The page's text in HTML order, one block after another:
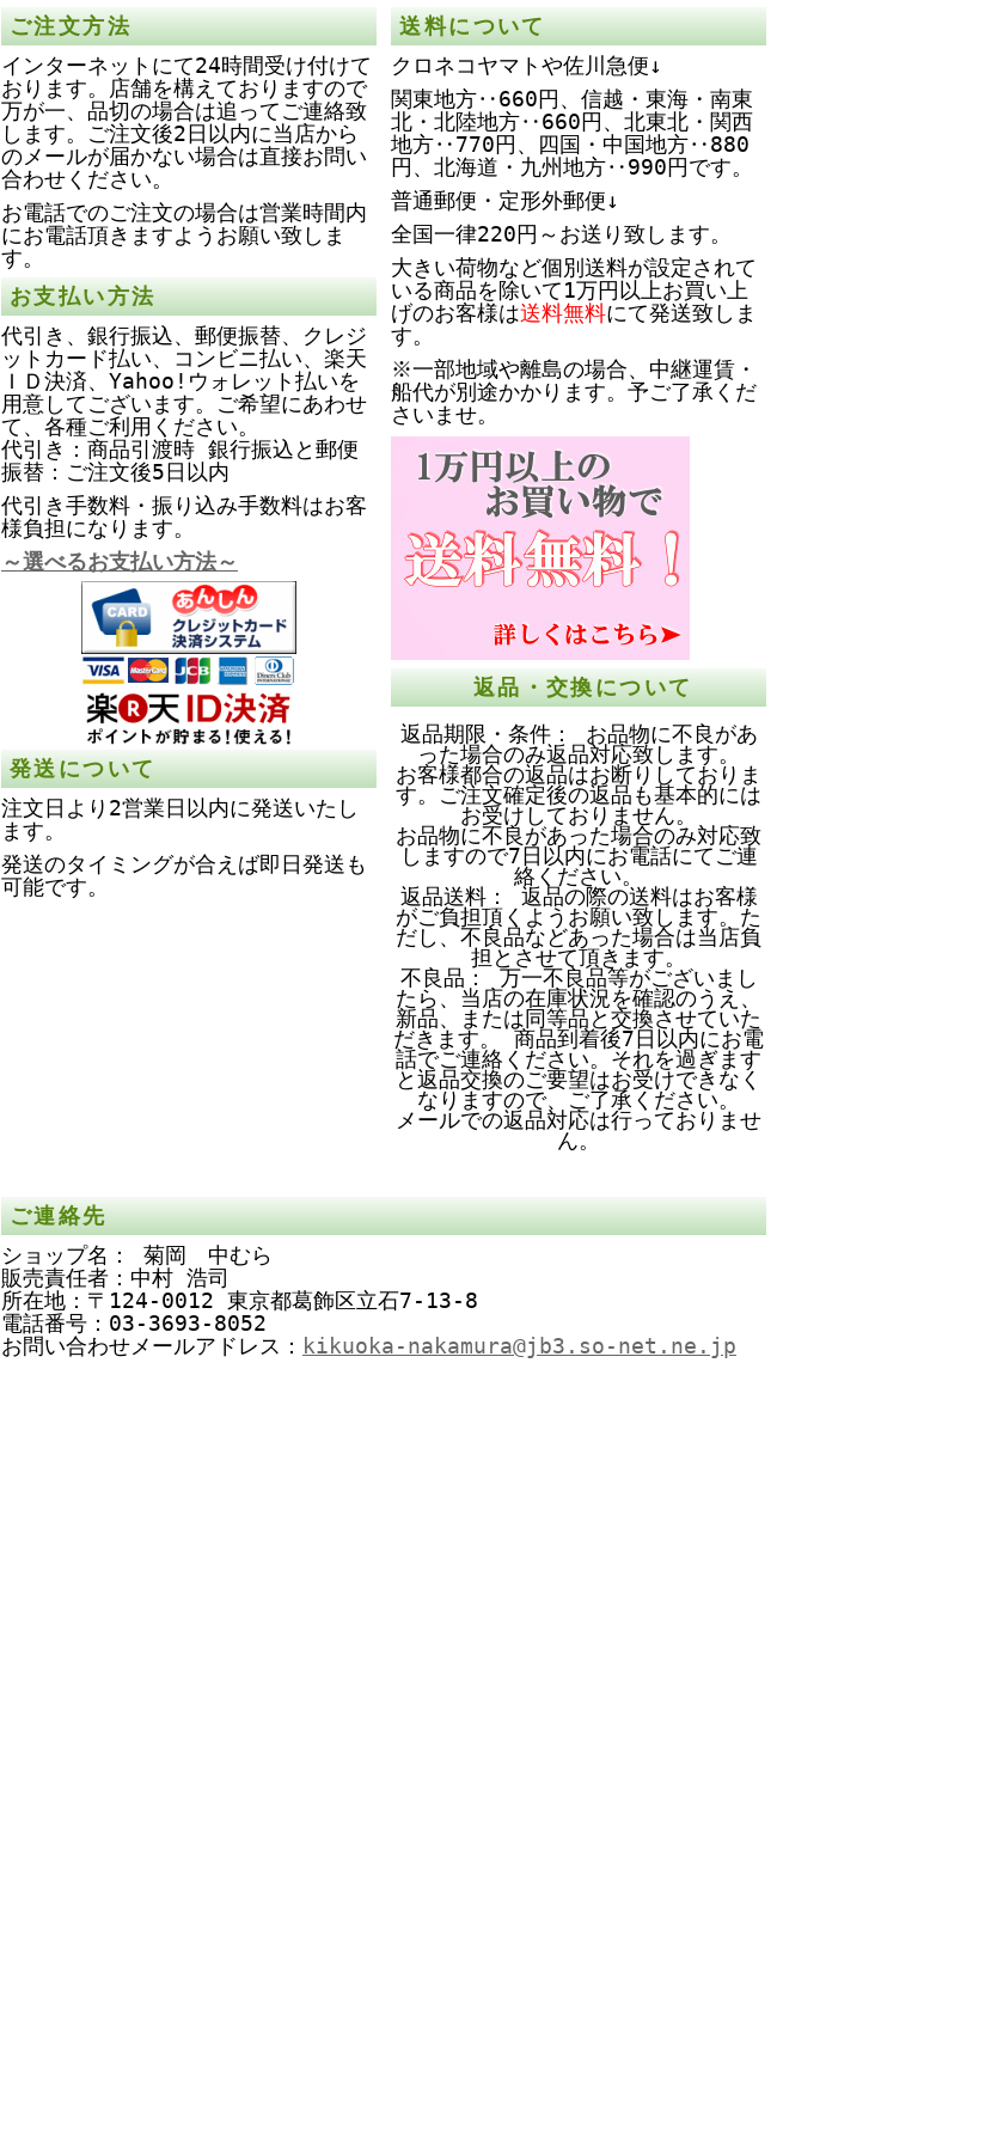
ご注文方法
インターネットにて24時間受け付けて
おります。店舗を構えておりますので
万が一、品切の場合は追ってご連絡致
します。ご注文後2日以内に当店から
のメールが届かない場合は直接お問い
合わせください。
お電話でのご注文の場合は営業時間内
にお電話頂きますようお願い致しま
す。
お支払い方法
代引き、銀行振込、郵便振替、クレジ
ットカード払い、コンビニ払い、楽天
ＩＤ決済、Yahoo!ウォレット払いを
用意してございます。ご希望にあわせ
て、各種ご利用ください。
代引き：商品引渡時 銀行振込と郵便
振替：ご注文後5日以内
代引き手数料・振り込み手数料はお客
様負担になります。
～選べるお支払い方法～
発送について
注文日より2営業日以内に発送いたし
ます。
発送のタイミングが合えば即日発送も
可能です。
送料について
クロネコヤマトや佐川急便↓
関東地方‥660円、信越・東海・南東
北・北陸地方‥660円、北東北・関西
地方‥770円、四国・中国地方‥880
円、北海道・九州地方‥990円です。
普通郵便・定形外郵便↓
全国一律220円～お送り致します。
大きい荷物など個別送料が設定されて
いる商品を除いて1万円以上お買い上
げのお客様は送料無料にて発送致しま
す。
※一部地域や離島の場合、中継運賃・
船代が別途かかります。予ご了承くだ
さいませ。
返品・交換について
返品期限・条件： お品物に不良があ
った場合のみ返品対応致します。
お客様都合の返品はお断りしておりま
す。ご注文確定後の返品も基本的には
お受けしておりません。
お品物に不良があった場合のみ対応致
しますので7日以内にお電話にてご連
絡ください。
返品送料： 返品の際の送料はお客様
がご負担頂くようお願い致します。た
だし、不良品などあった場合は当店負
担とさせて頂きます。
不良品： 万一不良品等がございまし
たら、当店の在庫状況を確認のうえ、
新品、または同等品と交換させていた
だきます。 商品到着後7日以内にお電
話でご連絡ください。それを過ぎます
と返品交換のご要望はお受けできなく
なりますので、ご了承ください。
メールでの返品対応は行っておりませ
ん。
ご連絡先
ショップ名： 菊岡 中むら
販売責任者：中村 浩司
所在地：〒124-0012 東京都葛飾区立石7-13-8
電話番号：03-3693-8052
お問い合わせメールアドレス： kikuoka-nakamura@jb3.so-net.ne.jp